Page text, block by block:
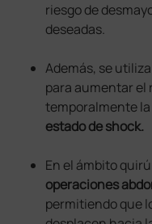
riesgo de
deseadas.
Además, se
para aumentar el
temporalmente
estado de shock.
En el ámbito
operaciones
permitiendo que